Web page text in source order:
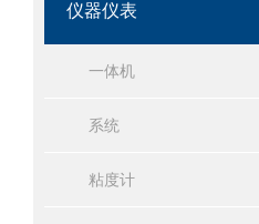
仪器仪表
一体机
系统
粘度计